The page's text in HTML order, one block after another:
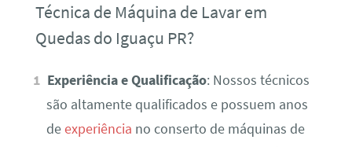
Técnica de Máquina de Lavar em
Quedas do Iguaçu PR?
Experiência e Qualificação: Nossos técnicos
são altamente qualificados e possuem anos
deexperiência no conserto de máquinas de